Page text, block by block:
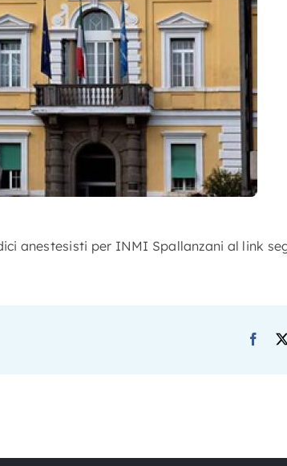
anestesisti per INMI Spallanzani al link